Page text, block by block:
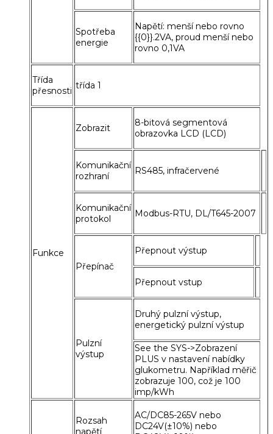
Spotřeba
energie
Napětí: menší nebo rovno
{{0}}.2VA, proud menší nebo
rovno 0,1VA
Třída
přesnosti třída 1
Funkce
Zobrazit
8-bitová segmentová
obrazovka LCD (LCD)
Komunikační
rozhraní
RS485, infračervené
Komunikační
protokol
Modbus-RTU, DL/T645-2007
Přepínač
Přepnout výstup
Přepnout vstup
Pulzní
výstup
Druhý pulzní výstup,
energetický pulzní výstup
See the SYS->Zobrazení
PLUS v nastavení nabídky
glukometru. Například měřič
zobrazuje 100, což je 100
imp/kWh
Rozsah
napětí
AC/DC85-265V nebo
DC24V(±10%) nebo